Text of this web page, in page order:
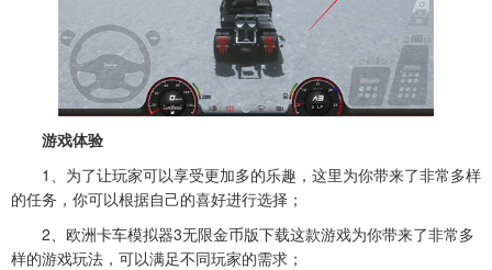
游戏体验
1、为了让玩家可以享受更加多的乐趣，这里为你带来了非常多样
的任务，你可以根据自己的喜好进行选择；
2、欧洲卡车模拟器3无限金币版下载这款游戏为你带来了非常多
样的游戏玩法，可以满足不同玩家的需求；